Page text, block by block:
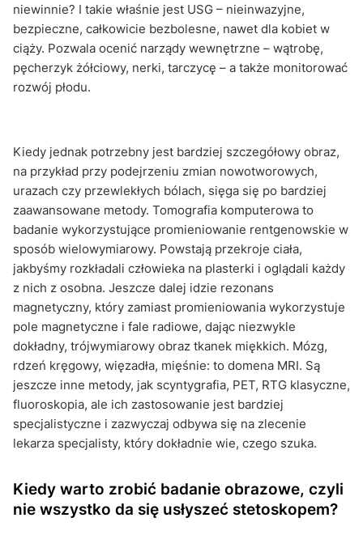
niewinnie? I takie właśnie jest USG – nieinwazyjne,
bezpieczne, całkowicie bezbolesne, nawet dla kobiet w
ciąży. Pozwala ocenić narządy wewnętrzne – wątrobę,
pęcherzyk żółciowy, nerki, tarczycę – a także monitorować
rozwój płodu.
Kiedy jednak potrzebny jest bardziej szczegółowy obraz,
na przykład przy podejrzeniu zmian nowotworowych,
urazach czy przewlekłych bólach, sięga się po bardziej
zaawansowane metody. Tomografia komputerowa to
badanie wykorzystujące promieniowanie rentgenowskie w
sposób wielowymiarowy. Powstają przekroje ciała,
jakbyśmy rozkładali człowieka na plasterki i oglądali każdy
z nich z osobna. Jeszcze dalej idzie rezonans
magnetyczny, który zamiast promieniowania wykorzystuje
pole magnetyczne i fale radiowe, dając niezwykle
dokładny, trójwymiarowy obraz tkanek miękkich. Mózg,
rdzeń kręgowy, więzadła, mięśnie: to domena MRI. Są
jeszcze inne metody, jak scyntygrafia, PET, RTG klasyczne,
fluoroskopia, ale ich zastosowanie jest bardziej
specjalistyczne i zazwyczaj odbywa się na zlecenie
lekarza specjalisty, który dokładnie wie, czego szuka.
Kiedy warto zrobić badanie obrazowe, czyli
nie wszystko da się usłyszeć stetoskopem?